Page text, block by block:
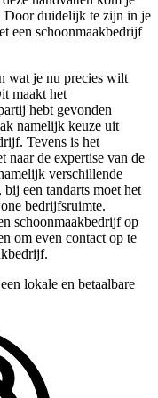
Door duidelijk te zijn in je
een schoonmaakbedrijf
wat je nu precies wilt
maakt het
hebt gevonden
namelijk keuze uit
Tevens is het
naar de expertise van de
verschillende
een tandarts moet het
bedrijfsruimte.
schoonmaakbedrijf op
om even contact op te
lokale en betaalbare